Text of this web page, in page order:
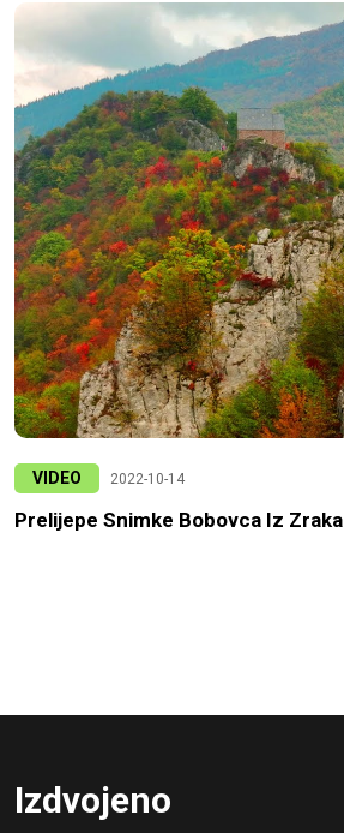
VIDEO 2022-10-14
Prelijepe Snimke Bobovca Iz Zraka
Izdvojeno